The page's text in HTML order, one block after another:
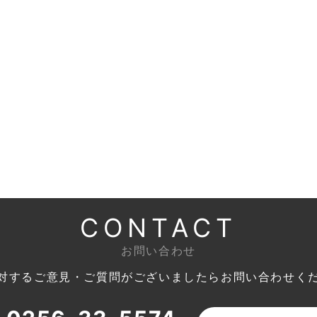
CONTACT
お問い合わせ
するご意見・ご質問がございましたら お問い合わせく